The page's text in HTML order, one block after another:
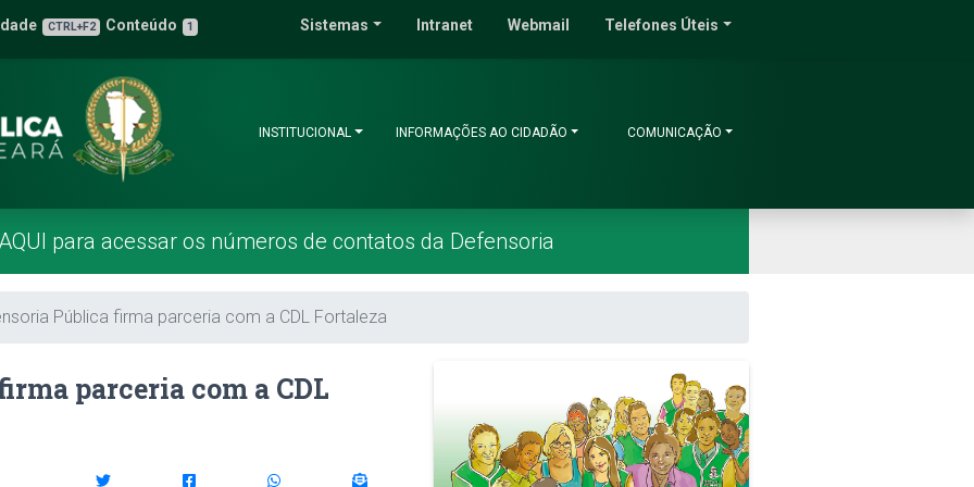
do Estado do Ceará
de Acessibilidade
CTRL+F2 Conteúdo 1 Sistemas Intranet Webmail Telefones Úteis
INSTITUCIONAL INFORMAÇÕES AO CIDADÃO COMUNICAÇÃO
para acessar os números de contatos da Defensoria
Pública firma parceria com a CDL Fortaleza
parceria com a CDL